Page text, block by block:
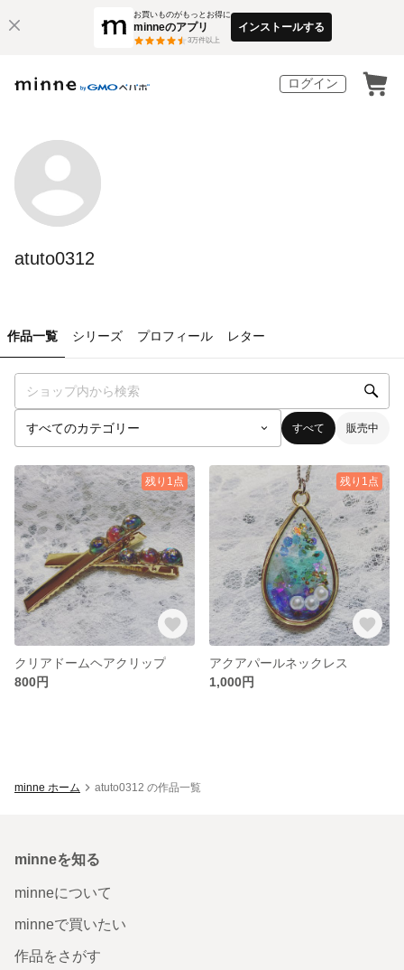
お買いものがもっとお得に
minneのアプリ
3万件以上
インストールする
ログイン
atuto0312
作品一覧 シリーズ プロフィール レター
すべて 販売中
残り1点
クリアドームヘアクリップ
800円
残り1点
アクアパールネックレス
1,000円
minne ホーム atuto0312 の作品一覧
minneを知る
minneについて
minneで買いたい
作品をさがす